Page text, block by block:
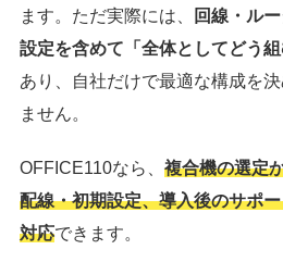
ます。ただ実際には、
回線・ル
設定を含めて「全体としてどう組
あり、自社だけで最適な構成を
ません。
OFFICE110なら、 複合機の選定
配線・初期設定、導入後のサポ
対応できます。